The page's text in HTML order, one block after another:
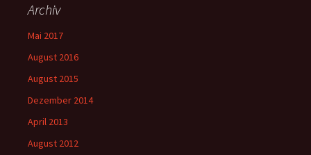
Archiv
Mai 2017
August 2016
August 2015
Dezember 2014
April 2013
August 2012